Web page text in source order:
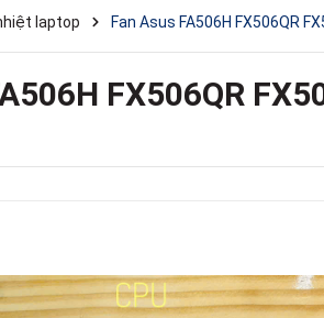
laptop Fan Asus FA506H FX506QR
FX506QR